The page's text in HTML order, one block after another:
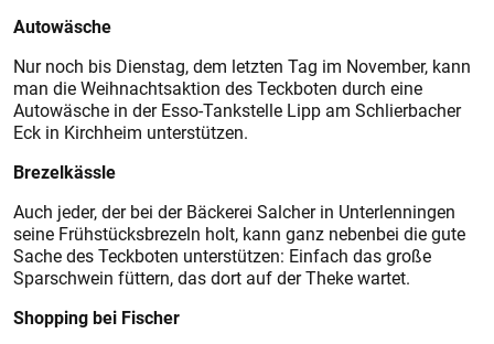
Autowäsche
Nur noch bis Dienstag, dem letzten Tag im November, kann
man die Weihnachtsaktion des Teckboten durch eine
Autowäsche in der Esso-Tankstelle Lipp am Schlierbacher
Eck in Kirchheim unterstützen.
Brezelkässle
Auch jeder, der bei der Bäckerei Salcher in Unterlenningen
seine Frühstücksbrezeln holt, kann ganz nebenbei die gute
Sache des Teckboten unterstützen: Einfach das große
Sparschwein füttern, das dort auf der Theke wartet.
Shopping bei Fischer